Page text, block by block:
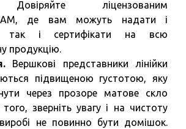
Довіряйте ліцензованим
де вам можуть надати і
так і сертифікати на всю
продукцію.
Вершкові представники лінійки
підвищеною густотою, яку
через прозоре матове скло
зверніть увагу і на чистоту
не повинно бути домішок.